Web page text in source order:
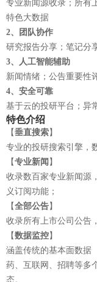
专业新闻源收录；所有
特色大数据
2、团队协作
研究报告分享；笔记分
3、人工智能辅助
新闻情绪；公告重要性
4、安全可靠
基于云的投研平台；异
特色介绍
【垂直搜索】
专业的投研搜索引擎，
【专业新闻 】
收录数百家专业新闻源
义订阅功能；
【全部公告】
收录所有上市公司公告
【数据监控】
涵盖传统的基本面数据
药、互联网、招聘等多
态。